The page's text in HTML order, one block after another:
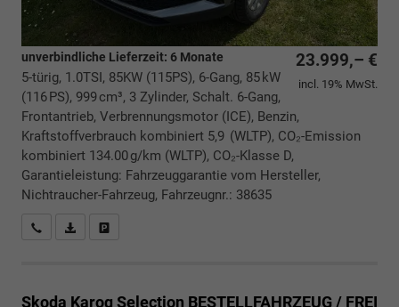
23.999,– €
incl. 19% MwSt.
unverbindliche Lieferzeit: 6 Monate
5-türig, 1.0TSI, 85KW (115PS), 6-Gang, 85 kW
(116 PS), 999 cm³, 3 Zylinder, Schalt. 6-Gang,
Frontantrieb, Verbrennungsmotor (ICE), Benzin,
Kraftstoffverbrauch kombiniert 5,9 (WLTP), CO₂-Emission
kombiniert 134.00 g/km (WLTP), CO₂-Klasse D,
Garantieleistung: Fahrzeuggarantie vom Hersteller,
Nichtraucher-Fahrzeug, Fahrzeugnr.: 38635
Rückrufbitte absenden
PDF-Datei, Fahrzeugexposé drucken
Skoda Karoq Selection BESTELLFAHRZEUG / FREI